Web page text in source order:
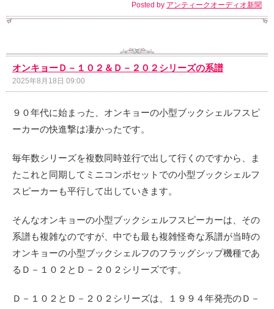
Posted by アンティークオーディオ新聞
オンキョーＤ－１０２＆Ｄ－２０２シリーズの系譜
2025年8月18日 09:00
９０年代に始まった、オンキョーの小型ブックシェルフスピ
ーカーの快進撃は凄かったです。
毎年数シリーズを複数同時並行で出して行くのですから、ま
たこれと同期してミニコンポセットでの小型ブックシェルフ
スピーカーも平行して出していきます。
そんなオンキョーの小型ブックシェルフスピーカーは、その
系譜も複雑なのですが、中でも最も複雑怪奇な系譜が当時の
オンキョーの小型ブックシェルフのフラッグシップ機種であ
るＤ－１０２とＤ－２０２シリーズです。
Ｄ－１０２とＤ－２０２シリーズは、１９９４年発売のＤ－